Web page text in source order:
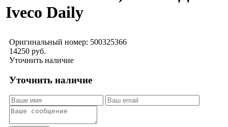
Iveco Daily
Оригинальный номер: 500325366
14250 руб.
Уточнить наличие
Уточнить наличие